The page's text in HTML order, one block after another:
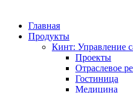
Главная
Продукты
Кинт: Управление
Проекты
Отраслевое
Гостиница
Медицина